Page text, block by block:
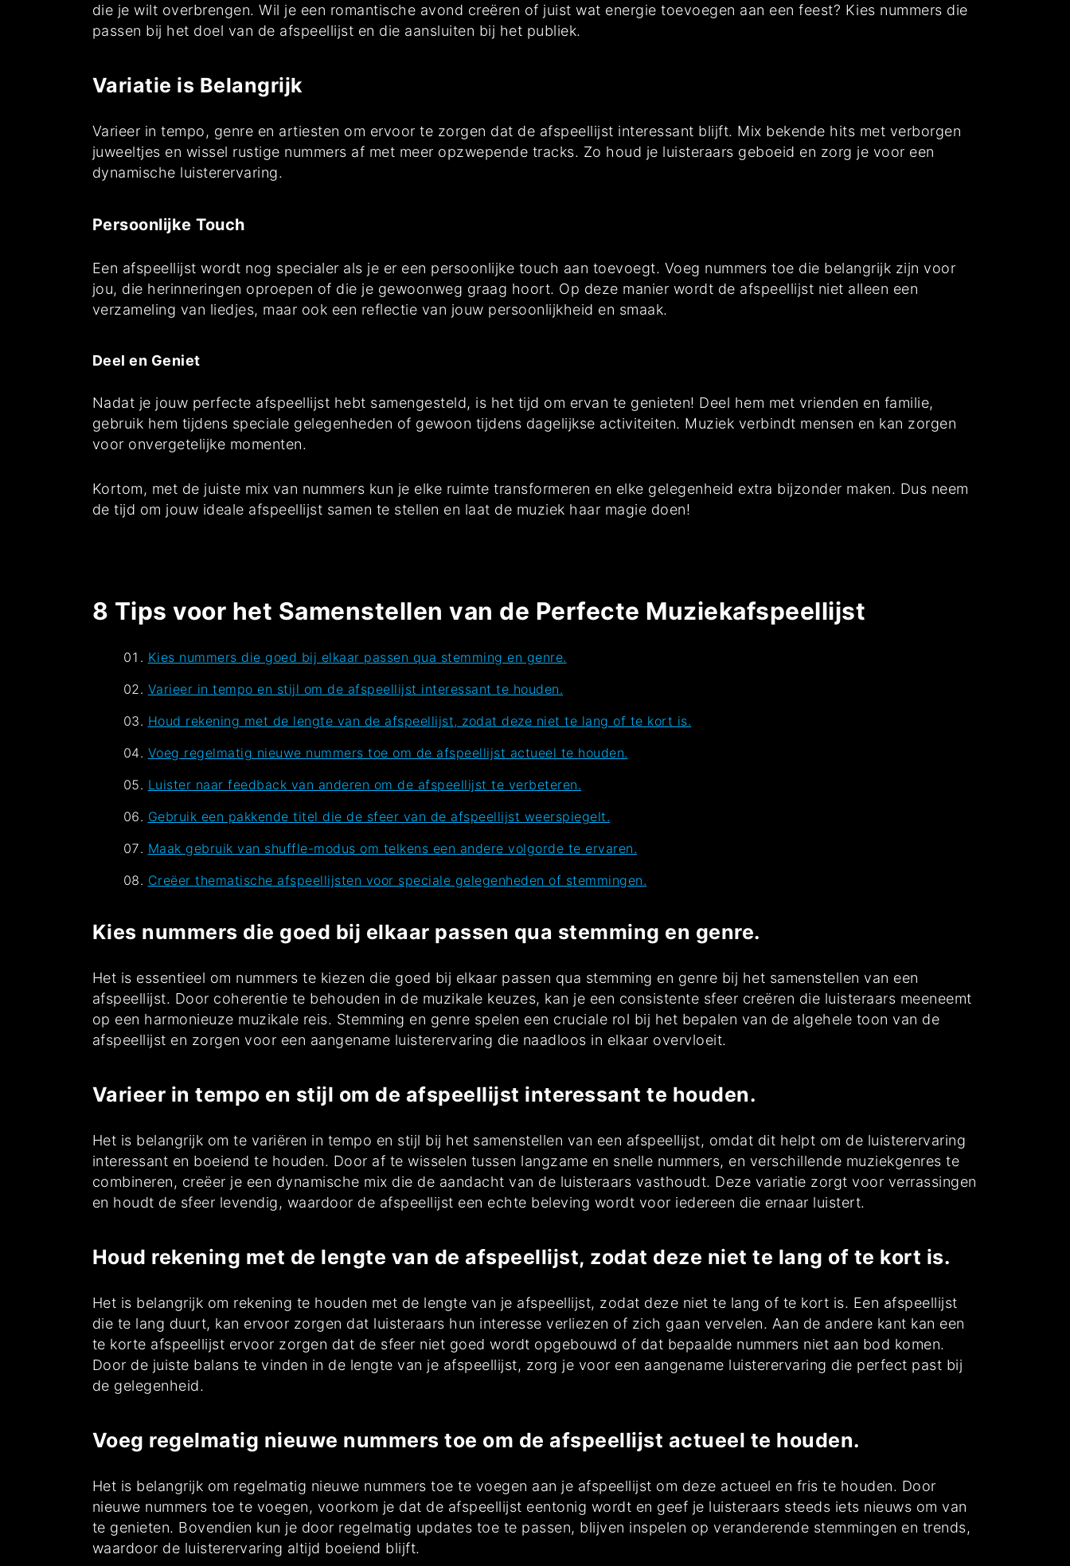
die je wilt overbrengen. Wil je een romantische avond creëren of juist wat energie toevoegen aan een feest? Kies nummers die
passen bij het doel van de afspeellijst en die aansluiten bij het publiek.
Variatie is Belangrijk
Varieer in tempo, genre en artiesten om ervoor te zorgen dat de afspeellijst interessant blijft. Mix bekende hits met verborgen
juweeltjes en wissel rustige nummers af met meer opzwepende tracks. Zo houd je luisteraars geboeid en zorg je voor een
dynamische luisterervaring.
Persoonlijke Touch
Een afspeellijst wordt nog specialer als je er een persoonlijke touch aan toevoegt. Voeg nummers toe die belangrijk zijn voor
jou, die herinneringen oproepen of die je gewoonweg graag hoort. Op deze manier wordt de afspeellijst niet alleen een
verzameling van liedjes, maar ook een reflectie van jouw persoonlijkheid en smaak.
Deel en Geniet
Nadat je jouw perfecte afspeellijst hebt samengesteld, is het tijd om ervan te genieten! Deel hem met vrienden en familie,
gebruik hem tijdens speciale gelegenheden of gewoon tijdens dagelijkse activiteiten. Muziek verbindt mensen en kan zorgen
voor onvergetelijke momenten.
Kortom, met de juiste mix van nummers kun je elke ruimte transformeren en elke gelegenheid extra bijzonder maken. Dus neem
de tijd om jouw ideale afspeellijst samen te stellen en laat de muziek haar magie doen!
8 Tips voor het Samenstellen van de Perfecte Muziekafspeellijst
Kies nummers die goed bij elkaar passen qua stemming en genre.
Varieer in tempo en stijl om de afspeellijst interessant te houden.
Houd rekening met de lengte van de afspeellijst, zodat deze niet te lang of te kort is.
Voeg regelmatig nieuwe nummers toe om de afspeellijst actueel te houden.
Luister naar feedback van anderen om de afspeellijst te verbeteren.
Gebruik een pakkende titel die de sfeer van de afspeellijst weerspiegelt.
Maak gebruik van shuffle-modus om telkens een andere volgorde te ervaren.
Creëer thematische afspeellijsten voor speciale gelegenheden of stemmingen.
Kies nummers die goed bij elkaar passen qua stemming en genre.
Het is essentieel om nummers te kiezen die goed bij elkaar passen qua stemming en genre bij het samenstellen van een
afspeellijst. Door coherentie te behouden in de muzikale keuzes, kan je een consistente sfeer creëren die luisteraars meeneemt
op een harmonieuze muzikale reis. Stemming en genre spelen een cruciale rol bij het bepalen van de algehele toon van de
afspeellijst en zorgen voor een aangename luisterervaring die naadloos in elkaar overvloeit.
Varieer in tempo en stijl om de afspeellijst interessant te houden.
Het is belangrijk om te variëren in tempo en stijl bij het samenstellen van een afspeellijst, omdat dit helpt om de luisterervaring
interessant en boeiend te houden. Door af te wisselen tussen langzame en snelle nummers, en verschillende muziekgenres te
combineren, creëer je een dynamische mix die de aandacht van de luisteraars vasthoudt. Deze variatie zorgt voor verrassingen
en houdt de sfeer levendig, waardoor de afspeellijst een echte beleving wordt voor iedereen die ernaar luistert.
Houd rekening met de lengte van de afspeellijst, zodat deze niet te lang of te kort is.
Het is belangrijk om rekening te houden met de lengte van je afspeellijst, zodat deze niet te lang of te kort is. Een afspeellijst
die te lang duurt, kan ervoor zorgen dat luisteraars hun interesse verliezen of zich gaan vervelen. Aan de andere kant kan een
te korte afspeellijst ervoor zorgen dat de sfeer niet goed wordt opgebouwd of dat bepaalde nummers niet aan bod komen.
Door de juiste balans te vinden in de lengte van je afspeellijst, zorg je voor een aangename luisterervaring die perfect past bij
de gelegenheid.
Voeg regelmatig nieuwe nummers toe om de afspeellijst actueel te houden.
Het is belangrijk om regelmatig nieuwe nummers toe te voegen aan je afspeellijst om deze actueel en fris te houden. Door
nieuwe nummers toe te voegen, voorkom je dat de afspeellijst eentonig wordt en geef je luisteraars steeds iets nieuws om van
te genieten. Bovendien kun je door regelmatig updates toe te passen, blijven inspelen op veranderende stemmingen en trends,
waardoor de luisterervaring altijd boeiend blijft.